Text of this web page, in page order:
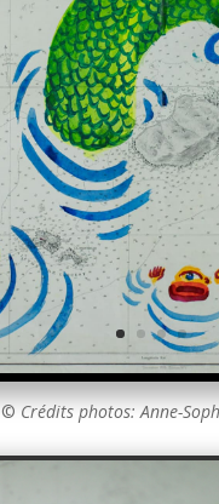
© Crédits photos: Anne-